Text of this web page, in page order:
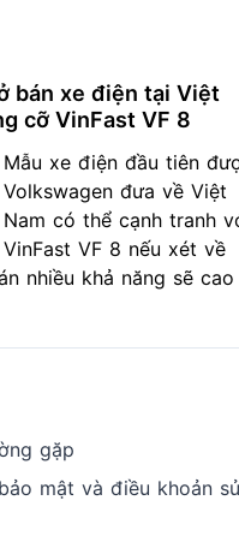
bán xe điện tại Việt
cỡ VinFast VF 8
Mẫu xe điện đầu tiên
Volkswagen đưa về Việt
Nam có thể cạnh tranh
VinFast VF 8 nếu xét về
nhiều khả năng sẽ cao
gặp
mật và điều khoản